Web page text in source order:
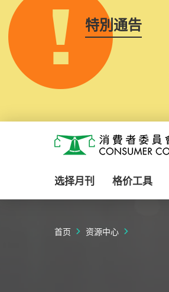
特別通告
消费者委员会
选择月刊 格价工具
首页 资源中心